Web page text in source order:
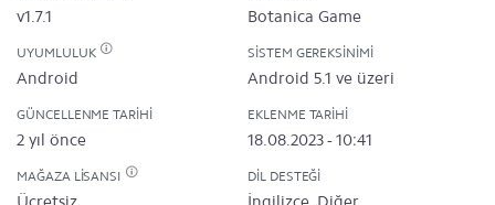
v1.7.1 Botanica Game
UYUMLULUK
Android
SISTEM GEREKSINIMI
Android 5.1 ve üzeri
GÜNCELLENME TARIHI
2 yıl önce
EKLENME TARIHI
18.08.2023 - 10:41
MAĞAZA LISANSI DIL DESTEĞI